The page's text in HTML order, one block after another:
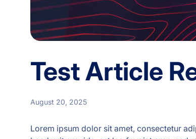
Test Article
August 20, 2025
Lorem ipsum dolor sit amet, consectetur